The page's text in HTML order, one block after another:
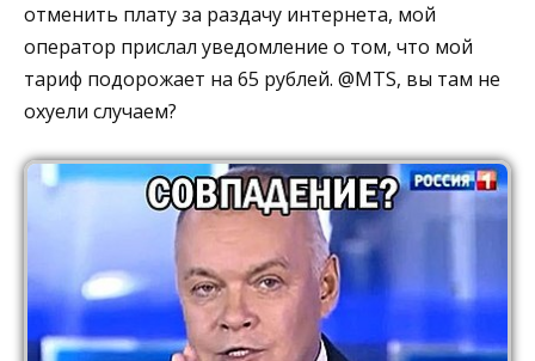
отменить плату за раздачу интернета, мой
оператор прислал уведомление о том, что мой
тариф подорожает на 65 рублей. @MTS, вы там не
охуели случаем?